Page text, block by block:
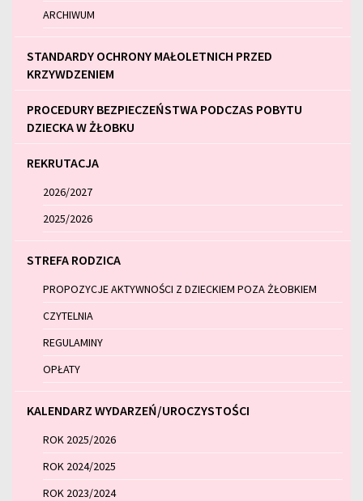
ARCHIWUM
STANDARDY OCHRONY MAŁOLETNICH PRZED
KRZYWDZENIEM
PROCEDURY BEZPIECZEŃSTWA PODCZAS POBYTU
DZIECKA W ŻŁOBKU
REKRUTACJA
2026/2027
2025/2026
STREFA RODZICA
PROPOZYCJE AKTYWNOŚCI Z DZIECKIEM POZA ŻŁOBKIEM
CZYTELNIA
REGULAMINY
OPŁATY
KALENDARZ WYDARZEŃ/UROCZYSTOŚCI
ROK 2025/2026
ROK 2024/2025
ROK 2023/2024